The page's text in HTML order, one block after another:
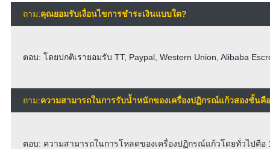
ถาม:คุณยอมรับเงื่อนไขการชำระเงินแบบใด?
ตอบ: โดยปกติเรายอมรับ TT, Paypal, Western Union, Alibaba
ถาม:ความสามารถในการรับน้ำหนักของเครื่องปฏิกรณ์แก้วสองชั้นคื
ตอบ: ความสามารถในการโหลดของเครื่องปฏิกรณ์แก้วโดยทั่วไปคื